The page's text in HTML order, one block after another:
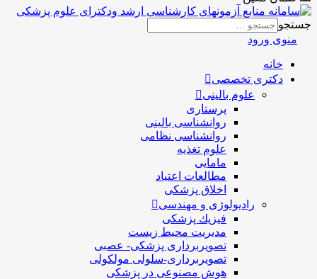
جستجو
منوی ورود
خانه
دکتری تخصصی
علوم بالینی
پرستاری
روانشناسی بالینی
روانشناسی نظامی
علوم تغذیه
مامایی
مطالعات اعتیاد
اخلاق پزشکی
رادیولوژی و مهندسی
فيزيك پزشکی
مدیریت محیط زیست
تصویربرداری پزشکی- عصبی
تصویربرداری-سلولی مولکولی
هوش مصنوعی در پزشکی